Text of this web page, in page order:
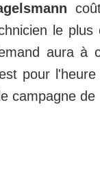
le
aura à
pour l'heure
campagne